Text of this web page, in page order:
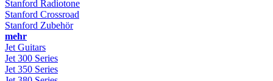
Stanford Radiotone
Stanford Crossroad
Stanford Zubehör
mehr
Jet Guitars
Jet 300 Series
Jet 350 Series